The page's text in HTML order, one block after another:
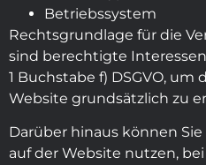
Betriebssystem
Rechtsgrundlage für die
sind berechtigte Interessen
1 Buchstabe f) DSGVO, um
Website grundsätzlich zu
Darüber hinaus können
auf der Website nutzen,